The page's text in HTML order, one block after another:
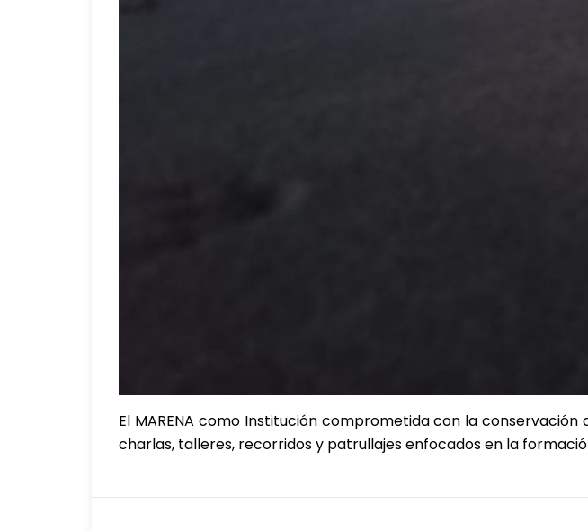
El MARENA como Institución comprometida con la
charlas, talleres, recorridos y patrullajes enfocados en la